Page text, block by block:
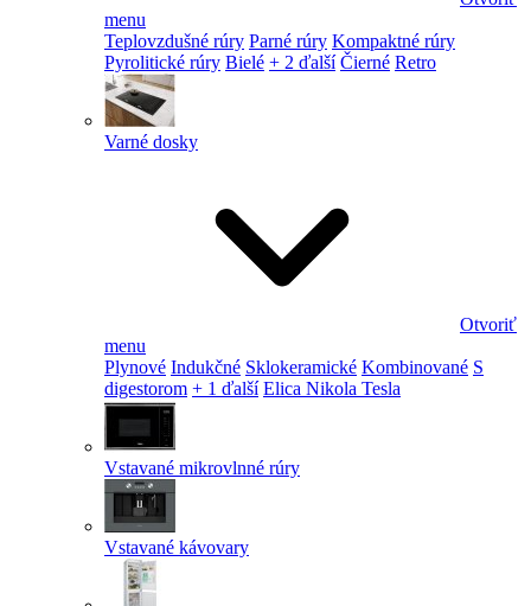
menu
Teplovzdušné rúry Parné rúry Kompaktné rúry
Pyrolitické rúry Bielé + 2 ďalší Čierné Retro
Varné dosky
Otvoriť
menu
Plynové Indukčné Sklokeramické Kombinované S
digestorom + 1 ďalší Elica Nikola Tesla
Vstavané mikrovlnné rúry
Vstavané kávovary